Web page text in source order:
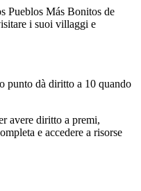
Pueblos Más Bonitos de
i suoi villaggi e
punto dà diritto a 10 quando
avere diritto a premi,
e accedere a risorse